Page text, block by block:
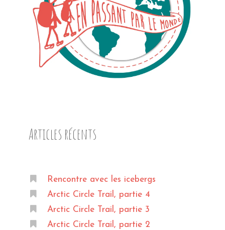
Articles récents
Rencontre avec les icebergs
Arctic Circle Trail, partie 4
Arctic Circle Trail, partie 3
Arctic Circle Trail, partie 2